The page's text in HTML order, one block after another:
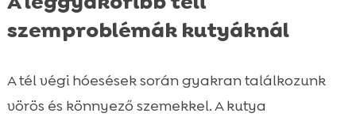
szemproblémák kutyáknál
A tél végi hóesések során gyakran találkozunk
vörös és könnyező szemekkel. A kutya